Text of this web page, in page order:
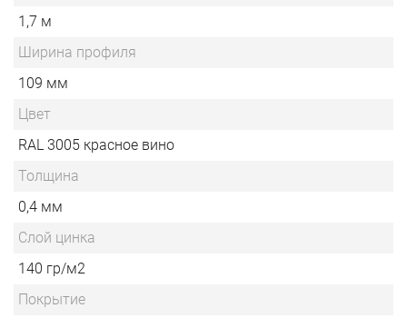
1,7 м
Ширина профиля
109 мм
Цвет
RAL 3005 красное вино
Толщина
0,4 мм
Слой цинка
140 гр/м2
Покрытие